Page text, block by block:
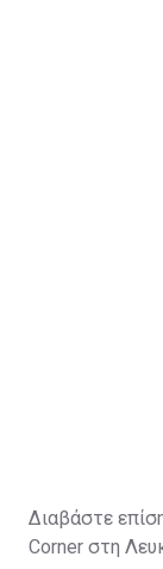
Διαβάστε
Corner στη